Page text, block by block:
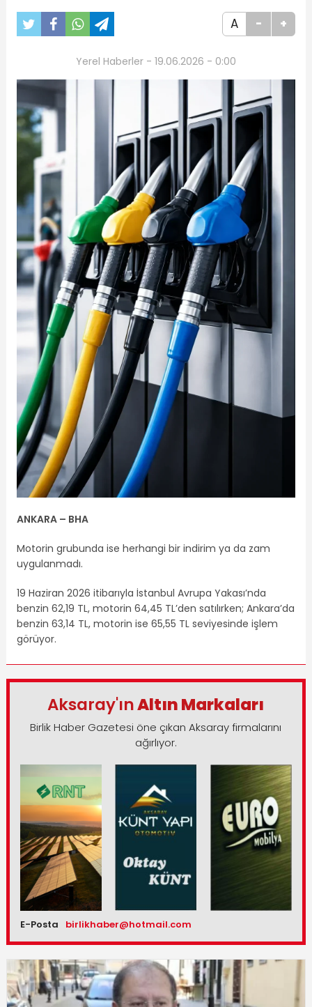
A - +
Yerel Haberler - 19.06.2026 - 0:00
ANKARA – BHA
Motorin grubunda ise herhangi bir indirim ya da zam
uygulanmadı.
19 Haziran 2026 itibarıyla İstanbul Avrupa Yakası’nda
benzin 62,19 TL, motorin 64,45 TL’den satılırken; Ankara’da
benzin 63,14 TL, motorin ise 65,55 TL seviyesinde işlem
görüyor.
Aksaray'ınAltın Markaları
Birlik Haber Gazetesi öne çıkan Aksaray firmalarını
ağırlıyor.
E-Posta birlikhaber@hotmail.com